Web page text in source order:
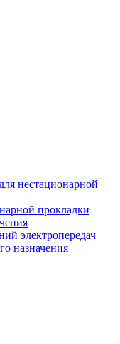
нестационарной
прокладки
электропередач
назначения